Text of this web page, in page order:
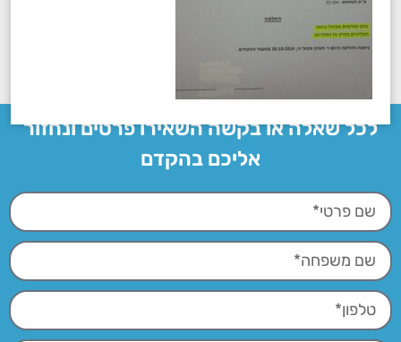
לכל שאלה או בקשה השאירו פרטים ונחזור
אליכם בהקדם